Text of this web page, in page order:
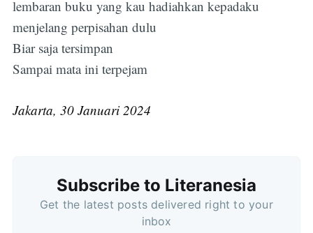
lembaran buku yang kau hadiahkan kepadaku
menjelang perpisahan dulu
Biar saja tersimpan
Sampai mata ini terpejam
Jakarta, 30 Januari 2024
Subscribe to Literanesia
Get the latest posts delivered right to your
inbox